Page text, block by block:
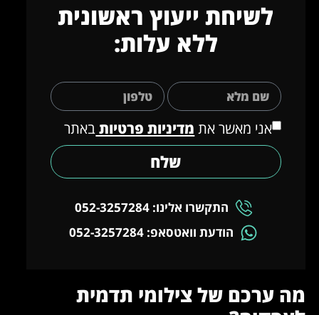
לשיחת ייעוץ ראשונית
ללא עלות:
אני מאשר את מדיניות פרטיותבאתר
שלח
התקשרו אלינו: 052-3257284
הודעת וואטסאפ: 052-3257284
מה ערכם של צילומי תדמית